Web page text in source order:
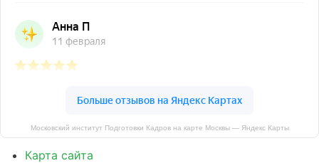
Московский институт Подготовки Кадров на карте Москвы — Яндекс Карты
Карта сайта